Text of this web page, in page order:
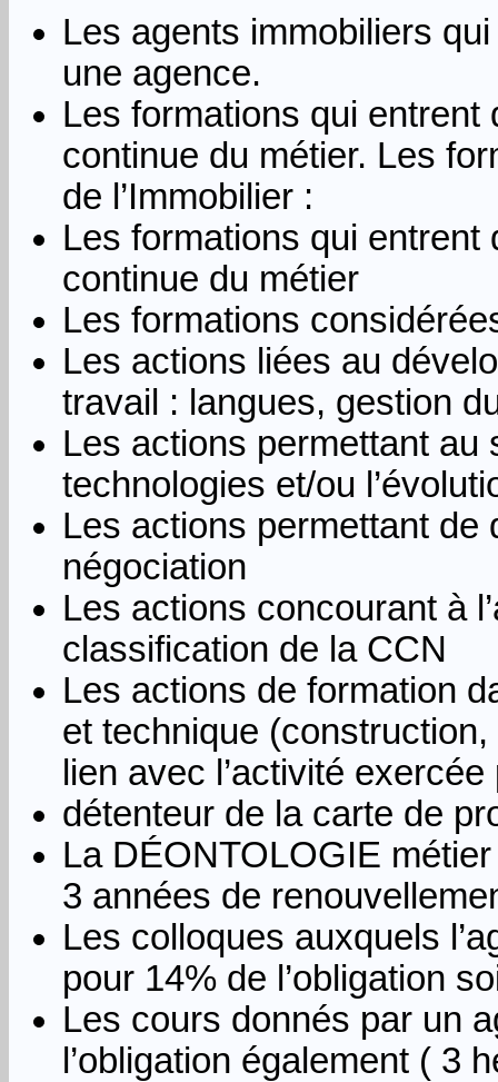
Les agents immobiliers
une agence.
Les formations qui
continue du métier. Les
de l’Immobilier :
Les formations qui
continue du métier
Les formations
Les actions liées au
travail : langues, gestion
Les actions permettant
technologies et/ou
Les actions permettant de
négociation
Les actions concourant à
classification de la CCN
Les actions de formation
et technique
lien avec l’activité exercée
détenteur de la carte de
La DÉONTOLOGIE
3 années de
Les colloques auxquels
pour 14% de l’obligation
Les cours donnés par un
l’obligation également ( 3